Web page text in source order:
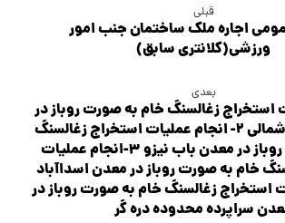
قبلی
اجاره ملک ساختمان جنب امور
ورزشی(کلانتری سابق)
بعدی
استخراج زغالسنگ خام به صورت روباز در
معدن هشوني شمالي ۲- انجام عملیات استخراج زغالسنگ
خام به صورت روباز در معدن باب نیزو ۳-انجام عملیات
خام به صورت روباز در معدن اسداآباد
استخراج زغالسنگ خام به صورت روباز در
سراپرده محدوده دره گر